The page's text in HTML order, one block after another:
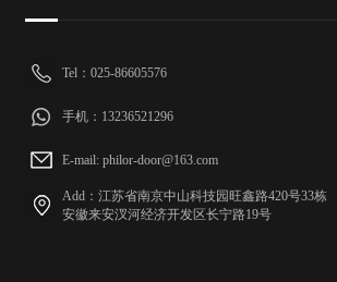
Tel：025-86605576
手机：13236521296
E-mail: philor-door@163.com
Add：江苏省南京中山科技园旺鑫路420号33栋
安徽来安汊河经济开发区长宁路19号